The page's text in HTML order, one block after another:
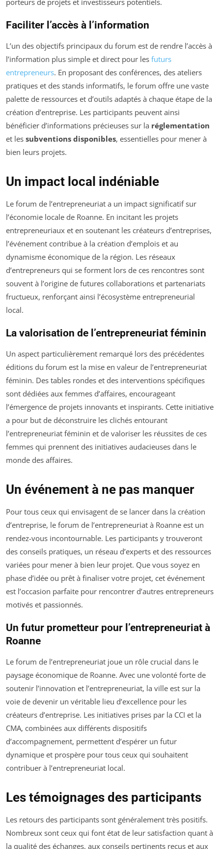
porteurs de projets et investisseurs potentiels.
Faciliter l’accès à l’information
L’un des objectifs principaux du forum est de rendre l’accès à
l’information plus simple et direct pour les futurs
entrepreneurs. En proposant des conférences, des ateliers
pratiques et des stands informatifs, le forum offre une vaste
palette de ressources et d’outils adaptés à chaque étape de la
création d’entreprise. Les participants peuvent ainsi
bénéficier d’informations précieuses sur la réglementation
et les subventions disponibles, essentielles pour mener à
bien leurs projets.
Un impact local indéniable
Le forum de l’entrepreneuriat a un impact significatif sur
l’économie locale de Roanne. En incitant les projets
entrepreneuriaux et en soutenant les créateurs d’entreprises,
l’événement contribue à la création d’emplois et au
dynamisme économique de la région. Les réseaux
d’entrepreneurs qui se forment lors de ces rencontres sont
souvent à l’origine de futures collaborations et partenariats
fructueux, renforçant ainsi l’écosystème entrepreneurial
local.
La valorisation de l’entrepreneuriat féminin
Un aspect particulièrement remarqué lors des précédentes
éditions du forum est la mise en valeur de l’entrepreneuriat
féminin. Des tables rondes et des interventions spécifiques
sont dédiées aux femmes d’affaires, encourageant
l’émergence de projets innovants et inspirants. Cette initiative
a pour but de déconstruire les clichés entourant
l’entrepreneuriat féminin et de valoriser les réussites de ces
femmes qui prennent des initiatives audacieuses dans le
monde des affaires.
Un événement à ne pas manquer
Pour tous ceux qui envisagent de se lancer dans la création
d’entreprise, le forum de l’entrepreneuriat à Roanne est un
rendez-vous incontournable. Les participants y trouveront
des conseils pratiques, un réseau d’experts et des ressources
variées pour mener à bien leur projet. Que vous soyez en
phase d’idée ou prêt à finaliser votre projet, cet événement
est l’occasion parfaite pour rencontrer d’autres entrepreneurs
motivés et passionnés.
Un futur prometteur pour l’entrepreneuriat à
Roanne
Le forum de l’entrepreneuriat joue un rôle crucial dans le
paysage économique de Roanne. Avec une volonté forte de
soutenir l’innovation et l’entrepreneuriat, la ville est sur la
voie de devenir un véritable lieu d’excellence pour les
créateurs d’entreprise. Les initiatives prises par la CCI et la
CMA, combinées aux différents dispositifs
d’accompagnement, permettent d’espérer un futur
dynamique et prospère pour tous ceux qui souhaitent
contribuer à l’entrepreneuriat local.
Les témoignages des participants
Les retours des participants sont généralement très positifs.
Nombreux sont ceux qui font état de leur satisfaction quant à
la qualité des échanges, aux conseils pertinents reçus et aux